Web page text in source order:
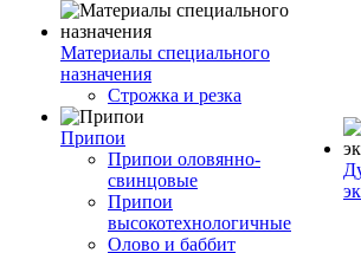
Материалы специального
назначения
Строжка и резка
Припои
Припои оловянно-
свинцовые
Припои
высокотехнологичные
Олово и баббит